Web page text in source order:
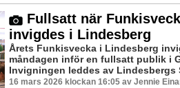
Fullsatt när
invigdes i Lindesberg
Årets Funkisvecka i Lindesberg
måndagen inför en fullsatt publik i
Invigningen leddes av Lindesbergs
16 mars 2026 klockan 16:05 av Jennie